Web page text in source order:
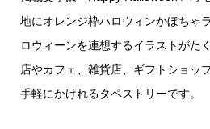
地にオレンジ枠ハロウィンかぼちゃ
ロウィーンを連想するイラストがた
店やカフェ、雑貨店、ギフトショッ
手軽にかけれるタペストリーです。